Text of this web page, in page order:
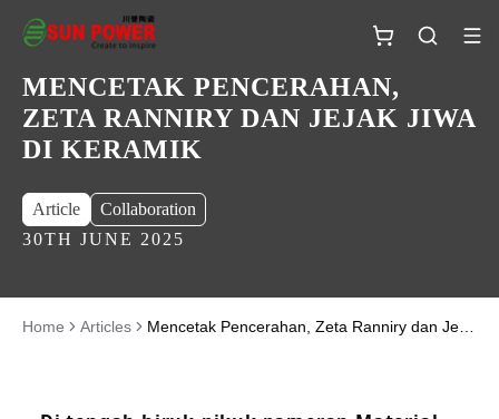
MENCETAK PENCERAHAN,
ZETA RANNIRY DAN JEJAK JIWA
DI KERAMIK
Article
Collaboration
30TH JUNE 2025
Home Articles